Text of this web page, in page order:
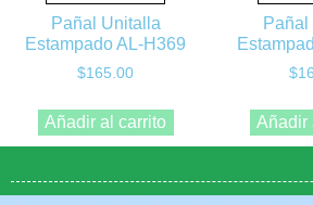
Pañal Unitalla
Estampado AL-H369
$165.00
Añadir al carrito
$
Añadir